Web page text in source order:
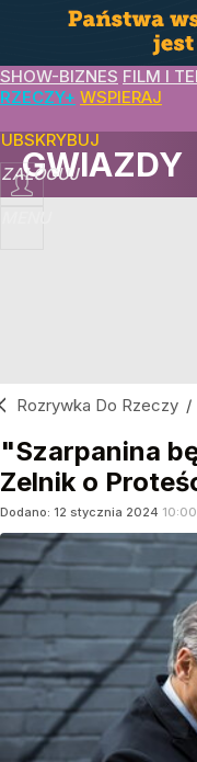
SHOW-BIZNES FILM I
RZECZY+ WSPIERAJ
ZALOGUJ
GWIAZDY
Rozrywka Do Rzeczy /
"Szarpanina
Zelnik o
Dodano: 12 stycznia 2024 10:00